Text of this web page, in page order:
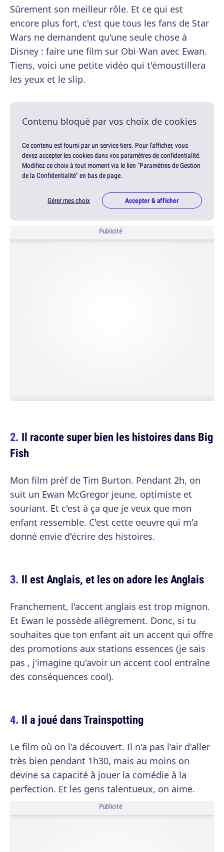
Sûrement son meilleur rôle. Et ce qui est
encore plus fort, c'est que tous les fans de Star
Wars ne demandent qu'une seule chose à
Disney : faire une film sur Obi-Wan avec Ewan.
Tiens, voici une petite vidéo qui t'émoustillera
les yeux et le slip.
Contenu bloqué par vos choix de cookies
Ce contenu est fourni par un service tiers. Pour l'afficher, vous
devez accepter les cookies dans vos paramètres de confidentialité.
Modifiez ce choix à tout moment via le lien "Paramètres de Gestion
de la Confidentialité" en bas de page.
Gérer mes choix Accepter & afficher
Publicité
Il raconte super bien les histoires dans Big
Fish
Mon film préf de Tim Burton. Pendant 2h, on
suit un Ewan McGregor jeune, optimiste et
souriant. Et c'est à ça que je veux que mon
enfant ressemble. C'est cette oeuvre qui m'a
donné envie d'écrire des histoires.
Il est Anglais, et les on adore les Anglais
Franchement, l'accent anglais est trop mignon.
Et Ewan le possède allègrement. Donc, si tu
souhaites que ton enfant ait un accent qui offre
des promotions aux stations essences (je sais
pas , j'imagine qu'avoir un accent cool entraîne
des conséquences cool).
Il a joué dans Trainspotting
Le film où on l'a découvert. Il n'a pas l'air d'aller
très bien pendant 1h30, mais au moins on
devine sa capacité à jouer la comédie à la
perfection. Et les gens talentueux, on aime.
Publicité